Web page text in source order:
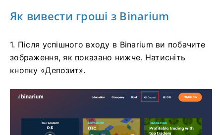
Як вивести гроші з Binarium
1. Після успішного входу в Binarium ви побачите
зображення, як показано нижче. Натисніть
кнопку «Депозит».